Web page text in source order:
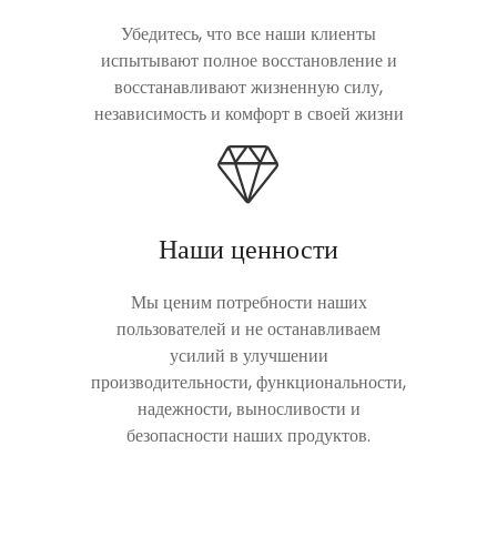
Убедитесь, что все наши клиенты
испытывают полное восстановление и
восстанавливают жизненную силу,
независимость и комфорт в своей жизни
Наши ценности
Мы ценим потребности наших
пользователей и не останавливаем
усилий в улучшении
производительности, функциональности,
надежности, выносливости и
безопасности наших продуктов.